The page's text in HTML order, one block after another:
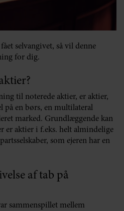
selvangivet, så vil denne
for dig.
til noterede aktier, er aktier,
på en børs, en multilateral
marked. Grundlæggende kan
er aktier i f.eks. helt almindelige
som ejeren har en
af tab på
sammenspillet mellem